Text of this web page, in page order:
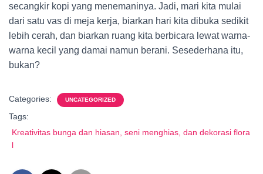
secangkir kopi yang menemaninya. Jadi, mari kita mulai
dari satu vas di meja kerja, biarkan hari kita dibuka sedikit
lebih cerah, dan biarkan ruang kita berbicara lewat warna-
warna kecil yang damai namun berani. Sesederhana itu,
bukan?
Categories: UNCATEGORIZED
Tags:
Kreativitas bunga dan hiasan, seni menghias, dan dekorasi flora
l